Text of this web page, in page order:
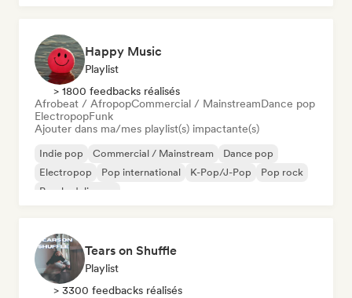
Happy Music
Playlist
> 1800 feedbacks réalisés
Afrobeat / AfropopCommercial / MainstreamDance pop
ElectropopFunk
Ajouter dans ma/mes playlist(s) impactante(s)
Indie pop Commercial / Mainstream
Dance pop
Electropop
Pop international K-Pop/J-Pop
Pop rock
Psychedelic pop
Tears on Shuffle
Playlist
> 3300 feedbacks réalisés